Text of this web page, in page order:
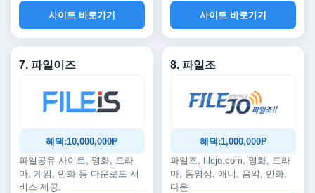
사이트 바로가기
사이트 바로가기
7. 파일이즈
혜택:10,000,000P
파일공유 사이트, 영화, 드라
마, 게임, 만화 등 다운로드 서
비스 제공.
8. 파일조
혜택:1,000,000P
파일조, filejo.com, 영화, 드라
마, 동영상, 애니, 음악, 만화,
다운